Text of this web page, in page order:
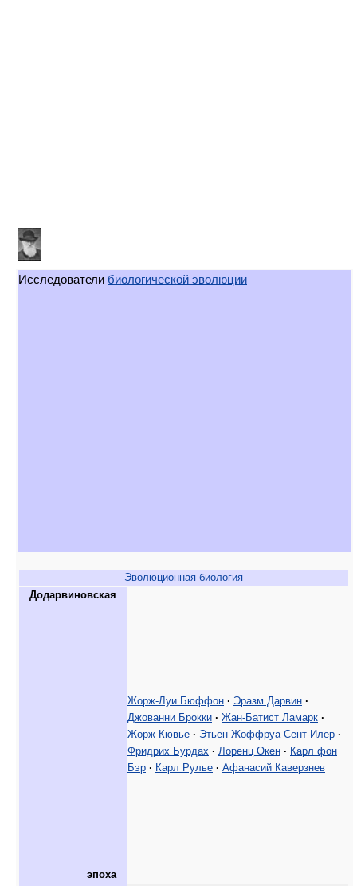
Исследователи биологической эволюции
Эволюционная биология
Додарвиновская
эпоха
Жорж-Луи Бюффон · Эразм Дарвин ·
Джованни Брокки · Жан-Батист Ламарк ·
Жорж Кювье · Этьен Жоффруа Сент-Илер ·
Фридрих Бурдах · Лоренц Окен · Карл фон
Бэр · Карл Рулье · Афанасий Каверзнев